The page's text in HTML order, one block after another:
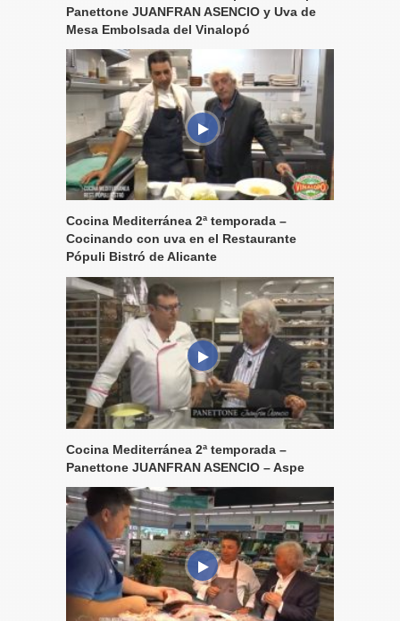
Panettone JUANFRAN ASENCIO y Uva de
Mesa Embolsada del Vinalopó
Cocina Mediterránea 2ª temporada –
Cocinando con uva en el Restaurante
Pópuli Bistró de Alicante
Cocina Mediterránea 2ª temporada –
Panettone JUANFRAN ASENCIO – Aspe